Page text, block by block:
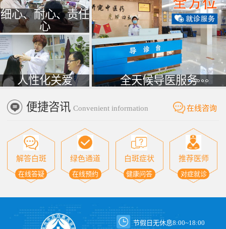
细心、耐心、责任
心
人性化关爱 全天候导医服务
便捷咨讯 Convenient information 在线咨询
解答白斑
在线答疑
绿色通道
在线预约
白斑症状
健康问答
推荐医师
对症就诊
节假日无休息8:00~18:00